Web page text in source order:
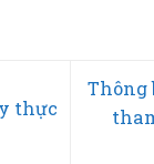
thực
Thông